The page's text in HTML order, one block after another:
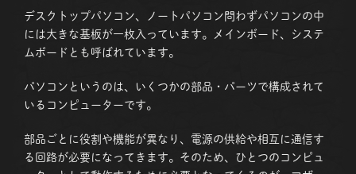
デスクトップパソコン、ノートパソコン問わずパソコンの中
には大きな基板が一枚入っています。メインボード、システ
ムボードとも呼ばれています。
パソコンというのは、いくつかの部品・パーツで構成されて
いるコンピューターです。
部品ごとに役割や機能が異なり、電源の供給や相互に通信す
る回路が必要になってきます。そのため、ひとつのコンピュ